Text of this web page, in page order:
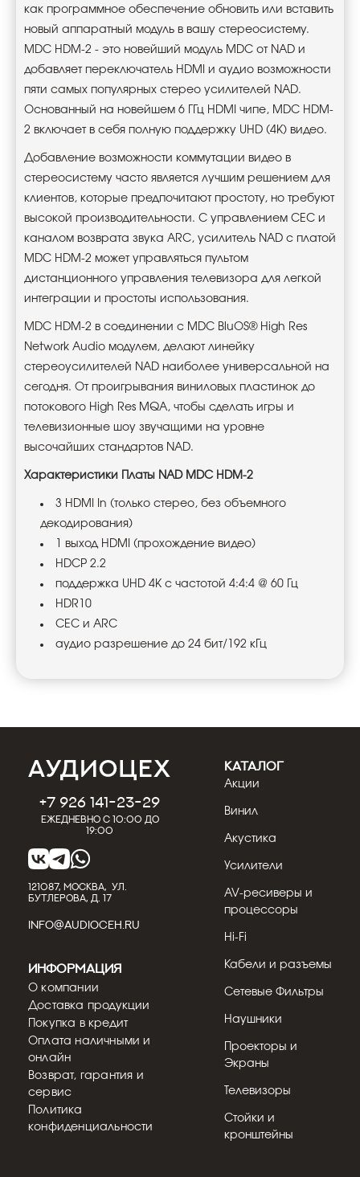
как программное обеспечение обновить или вставить
новый аппаратный модуль в вашу стереосистему.
MDC HDM-2 - это новейший модуль MDC от NAD и
добавляет переключатель HDMI и аудио возможности
пяти самых популярных стерео усилителей NAD.
Основанный на новейшем 6 ГГц HDMI чипе, MDC HDM-
2 включает в себя полную поддержку UHD (4K) видео.
Добавление возможности коммутации видео в
стереосистему часто является лучшим решением для
клиентов, которые предпочитают простоту, но требуют
высокой производительности. С управлением CEC и
каналом возврата звука ARC, усилитель NAD с платой
MDC HDM-2 может управляться пультом
дистанционного управления телевизора для легкой
интеграции и простоты использования.
MDC HDM-2 в соединении с MDC BluOS® High Res
Network Audio модулем, делают линейку
стереоусилителей NAD наиболее универсальной на
сегодня. От проигрывания виниловых пластинок до
потокового High Res MQA, чтобы сделать игры и
телевизионные шоу звучащими на уровне
высочайших стандартов NAD.
Характеристики Платы NAD MDC HDM-2
3 HDMI In (только стерео, без объемного
декодирования)
1 выход HDMI (прохождение видео)
HDCP 2.2
поддержка UHD 4K с частотой 4:4:4 @ 60 Гц
HDR10
CEC и ARC
аудио разрешение до 24 бит/192 кГц
+7 926 141-23-29
Ежедневно с 10:00 до
19:00
121087, МОСКВА, УЛ.
БУТЛЕРОВА, Д. 17
INFO@AUDIOCEH.RU
КАТАЛОГ
Акции
Винил
Акустика
Усилители
AV-ресиверы и
процессоры
Hi-Fi
Кабели и разъемы
Сетевые Фильтры
Наушники
Проекторы и
Экраны
Телевизоры
Стойки и
кронштейны
Информация
О компании
Доставка продукции
Покупка в кредит
Оплата наличными и
онлайн
Возврат, гарантия и
сервис
Политика
конфиденциальности